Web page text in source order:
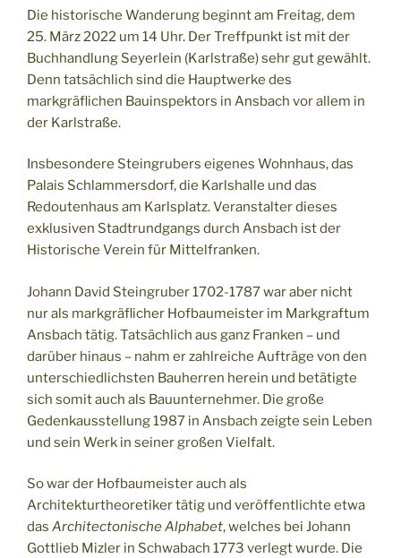
Die historische Wanderung beginnt am Freitag, dem
25. März 2022 um 14 Uhr. Der Treffpunkt ist mit der
Buchhandlung Seyerlein (Karlstraße) sehr gut gewählt.
Denn tatsächlich sind die Hauptwerke des
markgräflichen Bauinspektors in Ansbach vor allem in
der Karlstraße.
Insbesondere Steingrubers eigenes Wohnhaus, das
Palais Schlammersdorf, die Karlshalle und das
Redoutenhaus am Karlsplatz. Veranstalter dieses
exklusiven Stadtrundgangs durch Ansbach ist der
Historische Verein für Mittelfranken.
Johann David Steingruber 1702-1787 war aber nicht
nur als markgräflicher Hofbaumeister im Markgraftum
Ansbach tätig. Tatsächlich aus ganz Franken – und
darüber hinaus – nahm er zahlreiche Aufträge von den
unterschiedlichsten Bauherren herein und betätigte
sich somit auch als Bauunternehmer. Die große
Gedenkausstellung 1987 in Ansbach zeigte sein Leben
und sein Werk in seiner großen Vielfalt.
So war der Hofbaumeister auch als
Architekturtheoretiker tätig und veröffentlichte etwa
das Architectonische Alphabet, welches bei Johann
Gottlieb Mizler in Schwabach 1773 verlegt wurde. Die